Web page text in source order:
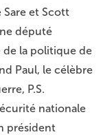
et Scott
député
de la politique de
Paul, le célèbre
P.S.
nationale
président